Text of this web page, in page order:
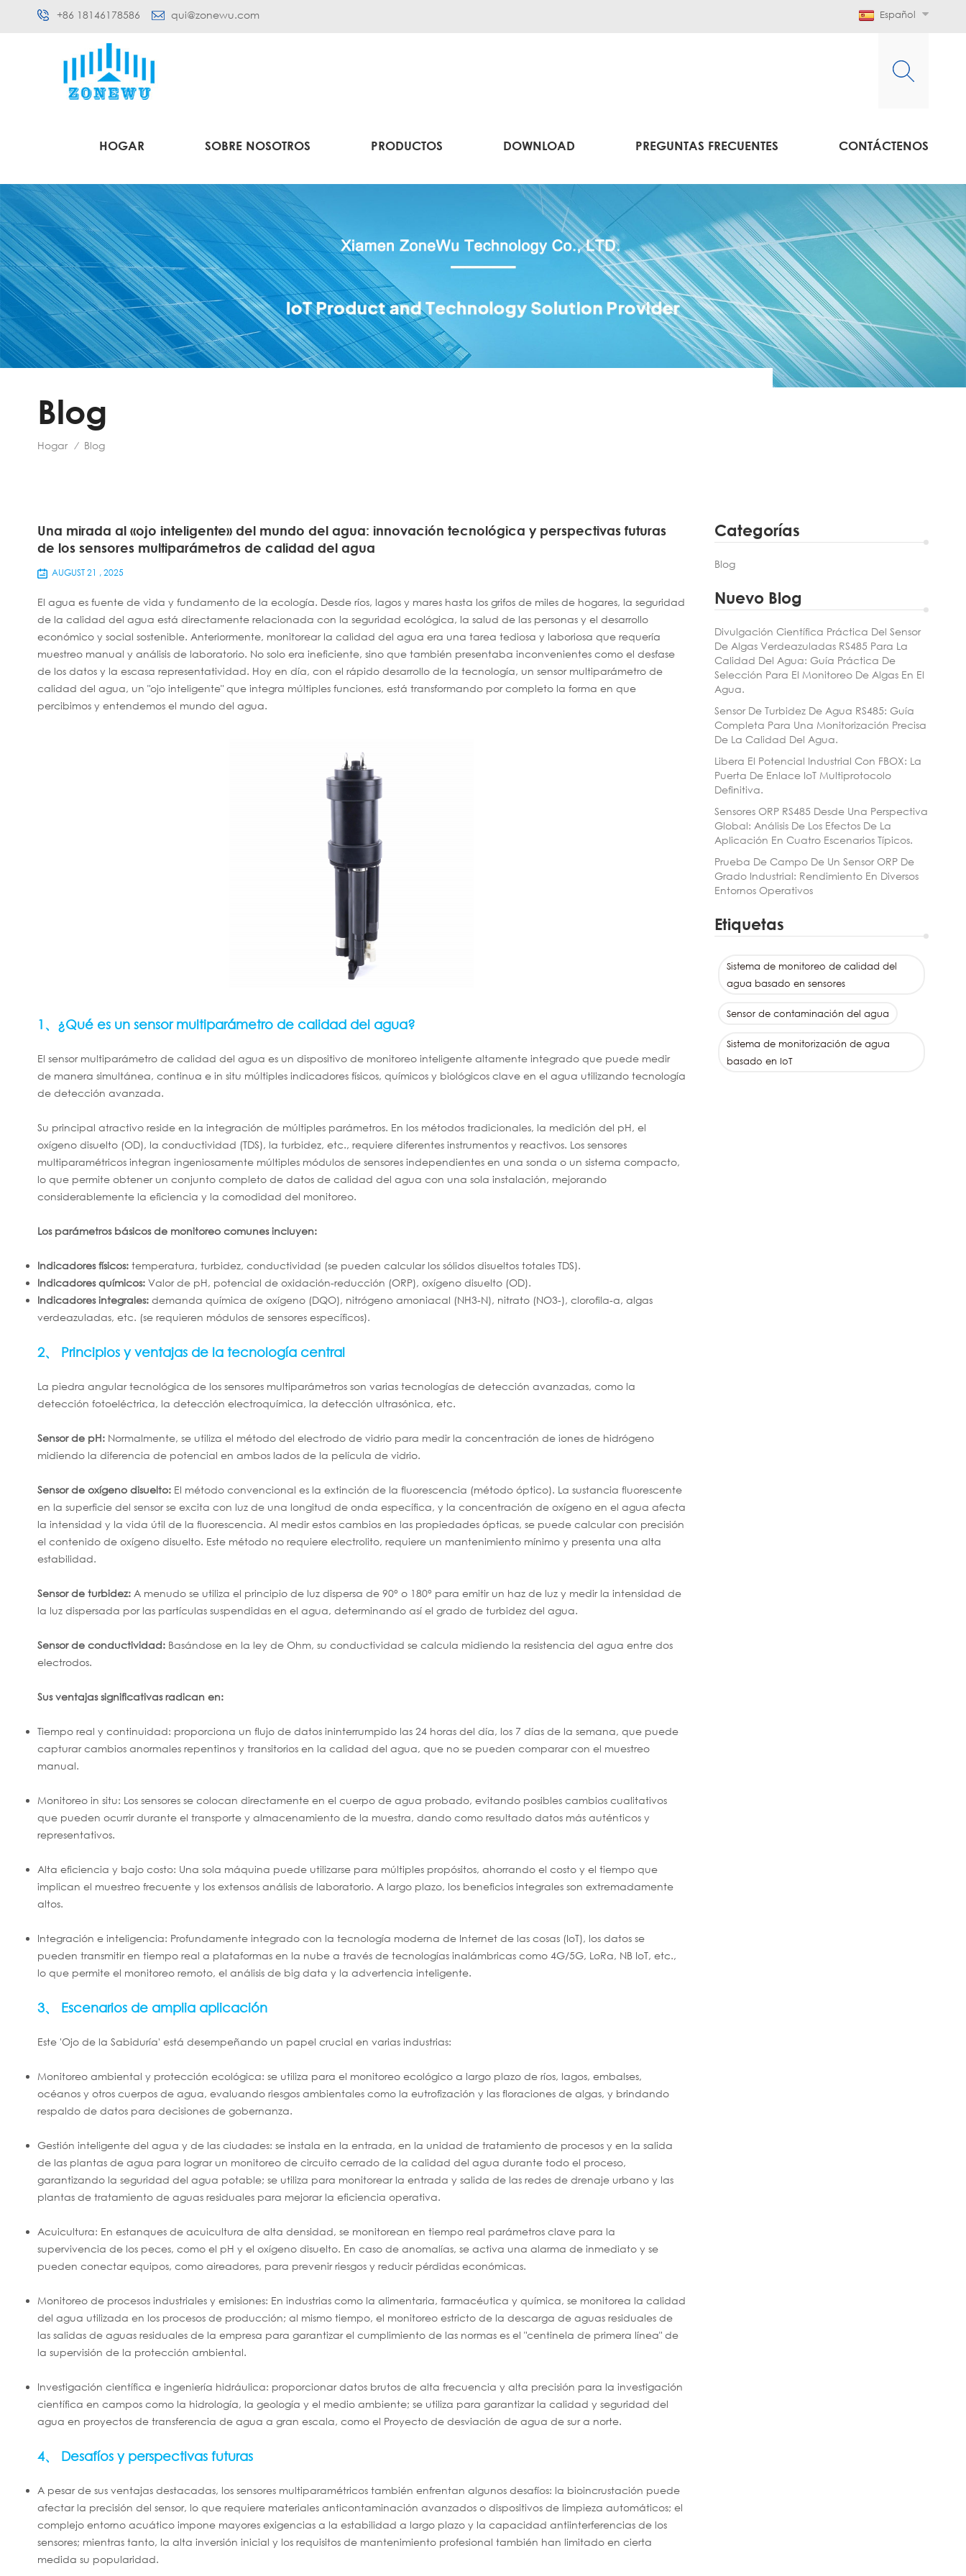
+86 18146178586 qui@zonewu.com Español
HOGAR SOBRE NOSOTROS PRODUCTOS DOWNLOAD PREGUNTAS FRECUENTES CONTÁCTENOS
Blog
Hogar / Blog
Categorías
Blog
Nuevo Blog
Divulgación Científica Práctica Del Sensor
De Algas Verdeazuladas RS485 Para La
Calidad Del Agua: Guía Práctica De
Selección Para El Monitoreo De Algas En El
Agua.
Sensor De Turbidez De Agua RS485: Guía
Completa Para Una Monitorización Precisa
De La Calidad Del Agua.
Libera El Potencial Industrial Con FBOX: La
Puerta De Enlace IoT Multiprotocolo
Definitiva.
Sensores ORP RS485 Desde Una Perspectiva
Global: Análisis De Los Efectos De La
Aplicación En Cuatro Escenarios Típicos.
Prueba De Campo De Un Sensor ORP De
Grado Industrial: Rendimiento En Diversos
Entornos Operativos
Etiquetas
Sistema de monitoreo de calidad del
agua basado en sensores
Sensor de contaminación del agua
Sistema de monitorización de agua
basado en IoT
Una mirada al «ojo inteligente» del mundo del agua: innovación tecnológica y perspectivas futuras
de los sensores multiparámetros de calidad del agua
AUGUST 21 , 2025
El agua es fuente de vida y fundamento de la ecología. Desde ríos, lagos y mares hasta los grifos de miles de hogares, la seguridad
de la calidad del agua está directamente relacionada con la seguridad ecológica, la salud de las personas y el desarrollo
económico y social sostenible. Anteriormente, monitorear la calidad del agua era una tarea tediosa y laboriosa que requería
muestreo manual y análisis de laboratorio. No solo era ineficiente, sino que también presentaba inconvenientes como el desfase
de los datos y la escasa representatividad. Hoy en día, con el rápido desarrollo de la tecnología, un sensor multiparámetro de
calidad del agua, un "ojo inteligente" que integra múltiples funciones, está transformando por completo la forma en que
percibimos y entendemos el mundo del agua.
1、¿Qué es un sensor multiparámetro de calidad del agua?
El sensor multiparámetro de calidad del agua es un dispositivo de monitoreo inteligente altamente integrado que puede medir
de manera simultánea, continua e in situ múltiples indicadores físicos, químicos y biológicos clave en el agua utilizando tecnología
de detección avanzada.
Su principal atractivo reside en la integración de múltiples parámetros. En los métodos tradicionales, la medición del pH, el
oxígeno disuelto (OD), la conductividad (TDS), la turbidez, etc., requiere diferentes instrumentos y reactivos. Los sensores
multiparamétricos integran ingeniosamente múltiples módulos de sensores independientes en una sonda o un sistema compacto,
lo que permite obtener un conjunto completo de datos de calidad del agua con una sola instalación, mejorando
considerablemente la eficiencia y la comodidad del monitoreo.
Los parámetros básicos de monitoreo comunes incluyen:
Indicadores físicos:temperatura, turbidez, conductividad (se pueden calcular los sólidos disueltos totales TDS).
Indicadores químicos:Valor de pH, potencial de oxidación-reducción (ORP), oxígeno disuelto (OD).
Indicadores integrales:demanda química de oxígeno (DQO), nitrógeno amoniacal (NH3-N), nitrato (NO3-), clorofila-a, algas
verdeazuladas, etc. (se requieren módulos de sensores específicos).
2、 Principios y ventajas de la tecnología central
La piedra angular tecnológica de los sensores multiparámetros son varias tecnologías de detección avanzadas, como la
detección fotoeléctrica, la detección electroquímica, la detección ultrasónica, etc.
Sensor de pH: Normalmente, se utiliza el método del electrodo de vidrio para medir la concentración de iones de hidrógeno
midiendo la diferencia de potencial en ambos lados de la película de vidrio.
Sensor de oxígeno disuelto: El método convencional es la extinción de la fluorescencia (método óptico). La sustancia fluorescente
en la superficie del sensor se excita con luz de una longitud de onda específica, y la concentración de oxígeno en el agua afecta
la intensidad y la vida útil de la fluorescencia. Al medir estos cambios en las propiedades ópticas, se puede calcular con precisión
el contenido de oxígeno disuelto. Este método no requiere electrolito, requiere un mantenimiento mínimo y presenta una alta
estabilidad.
Sensor de turbidez: A menudo se utiliza el principio de luz dispersa de 90° o 180° para emitir un haz de luz y medir la intensidad de
la luz dispersada por las partículas suspendidas en el agua, determinando así el grado de turbidez del agua.
Sensor de conductividad: Basándose en la ley de Ohm, su conductividad se calcula midiendo la resistencia del agua entre dos
electrodos.
Sus ventajas significativas radican en:
Tiempo real y continuidad: proporciona un flujo de datos ininterrumpido las 24 horas del día, los 7 días de la semana, que puede
capturar cambios anormales repentinos y transitorios en la calidad del agua, que no se pueden comparar con el muestreo
manual.
Monitoreo in situ: Los sensores se colocan directamente en el cuerpo de agua probado, evitando posibles cambios cualitativos
que pueden ocurrir durante el transporte y almacenamiento de la muestra, dando como resultado datos más auténticos y
representativos.
Alta eficiencia y bajo costo: Una sola máquina puede utilizarse para múltiples propósitos, ahorrando el costo y el tiempo que
implican el muestreo frecuente y los extensos análisis de laboratorio. A largo plazo, los beneficios integrales son extremadamente
altos.
Integración e inteligencia: Profundamente integrado con la tecnología moderna de Internet de las cosas (IoT), los datos se
pueden transmitir en tiempo real a plataformas en la nube a través de tecnologías inalámbricas como 4G/5G, LoRa, NB IoT, etc.,
lo que permite el monitoreo remoto, el análisis de big data y la advertencia inteligente.
3、 Escenarios de amplia aplicación
Este 'Ojo de la Sabiduría' está desempeñando un papel crucial en varias industrias:
Monitoreo ambiental y protección ecológica: se utiliza para el monitoreo ecológico a largo plazo de ríos, lagos, embalses,
océanos y otros cuerpos de agua, evaluando riesgos ambientales como la eutrofización y las floraciones de algas, y brindando
respaldo de datos para decisiones de gobernanza.
Gestión inteligente del agua y de las ciudades: se instala en la entrada, en la unidad de tratamiento de procesos y en la salida
de las plantas de agua para lograr un monitoreo de circuito cerrado de la calidad del agua durante todo el proceso,
garantizando la seguridad del agua potable; se utiliza para monitorear la entrada y salida de las redes de drenaje urbano y las
plantas de tratamiento de aguas residuales para mejorar la eficiencia operativa.
Acuicultura: En estanques de acuicultura de alta densidad, se monitorean en tiempo real parámetros clave para la
supervivencia de los peces, como el pH y el oxígeno disuelto. En caso de anomalías, se activa una alarma de inmediato y se
pueden conectar equipos, como aireadores, para prevenir riesgos y reducir pérdidas económicas.
Monitoreo de procesos industriales y emisiones: En industrias como la alimentaria, farmacéutica y química, se monitorea la calidad
del agua utilizada en los procesos de producción; al mismo tiempo, el monitoreo estricto de la descarga de aguas residuales de
las salidas de aguas residuales de la empresa para garantizar el cumplimiento de las normas es el "centinela de primera línea" de
la supervisión de la protección ambiental.
Investigación científica e ingeniería hidráulica: proporcionar datos brutos de alta frecuencia y alta precisión para la investigación
científica en campos como la hidrología, la geología y el medio ambiente; se utiliza para garantizar la calidad y seguridad del
agua en proyectos de transferencia de agua a gran escala, como el Proyecto de desviación de agua de sur a norte.
4、 Desafíos y perspectivas futuras
A pesar de sus ventajas destacadas, los sensores multiparamétricos también enfrentan algunos desafíos: la bioincrustación puede
afectar la precisión del sensor, lo que requiere materiales anticontaminación avanzados o dispositivos de limpieza automáticos; el
complejo entorno acuático impone mayores exigencias a la estabilidad a largo plazo y la capacidad antiinterferencias de los
sensores; mientras tanto, la alta inversión inicial y los requisitos de mantenimiento profesional también han limitado en cierta
medida su popularidad.